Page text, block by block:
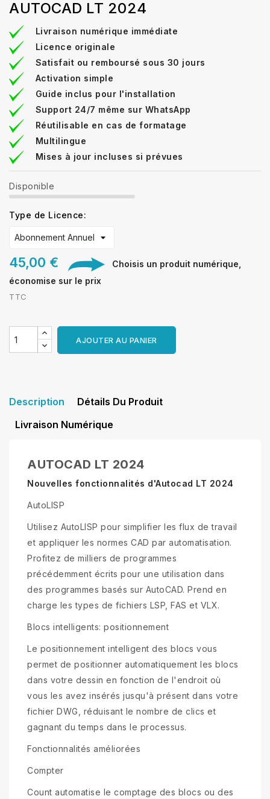
AUTOCAD LT 2024
Livraison numérique immédiate
Licence originale
Satisfait ou remboursé sous 30 jours
Activation simple
Guide inclus pour l'installation
Support 24/7 même sur WhatsApp
Réutilisable en cas de formatage
Multilingue
Mises à jour incluses si prévues
Disponible
Type de Licence:
45,00 €
Choisis un produit numérique,
économise sur le prix
TTC
AJOUTER AU PANIER
Description
Détails Du Produit
Livraison Numérique
AUTOCAD LT 2024
Nouvelles fonctionnalités d'Autocad LT 2024
AutoLISP
Utilisez AutoLISP pour simplifier les flux de travail
et appliquer les normes CAD par automatisation.
Profitez de milliers de programmes
précédemment écrits pour une utilisation dans
des programmes basés sur AutoCAD. Prend en
charge les types de fichiers LSP, FAS et VLX.
Blocs intelligents: positionnement
Le positionnement intelligent des blocs vous
permet de positionner automatiquement les blocs
dans votre dessin en fonction de l'endroit où
vous les avez insérés jusqu'à présent dans votre
fichier DWG, réduisant le nombre de clics et
gagnant du temps dans le processus.
Fonctionnalités améliorées
Compter
Count automatise le comptage des blocs ou des